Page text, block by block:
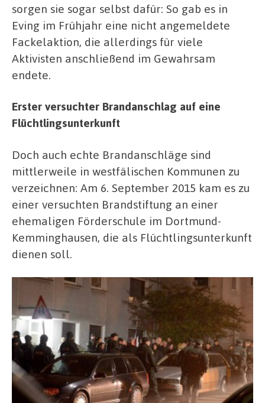
sorgen sie sogar selbst dafür: So gab es in
Eving im Frühjahr eine nicht angemeldete
Fackelaktion, die allerdings für viele
Aktivisten anschließend im Gewahrsam
endete.
Erster versuchter Brandanschlag auf eine
Flüchtlingsunterkunft
Doch auch echte Brandanschläge sind
mittlerweile in westfälischen Kommunen zu
verzeichnen: Am 6. September 2015 kam es zu
einer versuchten Brandstiftung an einer
ehemaligen Förderschule im Dortmund-
Kemminghausen, die als Flüchtlingsunterkunft
dienen soll.